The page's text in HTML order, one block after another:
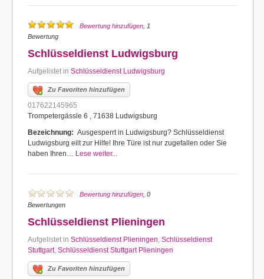
Bewertung hinzufügen , 1
Bewertung
Schlüsseldienst Ludwigsburg
Aufgelistet in Schlüsseldienst Ludwigsburg
Zu Favoriten hinzufügen
017622145965
Trompetergässle 6 , 71638 Ludwigsburg
Bezeichnung: Ausgesperrt in Ludwigsburg? Schlüsseldienst
Ludwigsburg eilt zur Hilfe! Ihre Türe ist nur zugefallen oder Sie
haben Ihren… Lese weiter...
Bewertung hinzufügen , 0
Bewertungen
Schlüsseldienst Plieningen
Aufgelistet in Schlüsseldienst Plieningen, Schlüsseldienst
Stuttgart, Schlüsseldienst Stuttgart Plieningen
Zu Favoriten hinzufügen